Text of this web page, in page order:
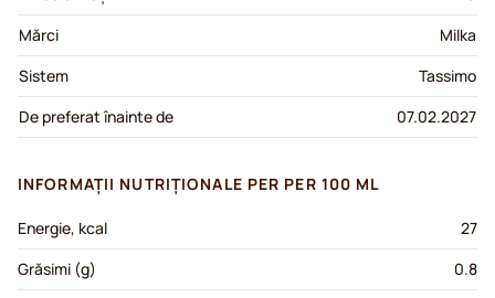
Mărci
Milka
Sistem
Tassimo
De preferat înainte de
07.02.2027
INFORMAȚII NUTRIȚIONALE PER PER 100 ML
Energie, kcal
27
Grăsimi (g)
0.8